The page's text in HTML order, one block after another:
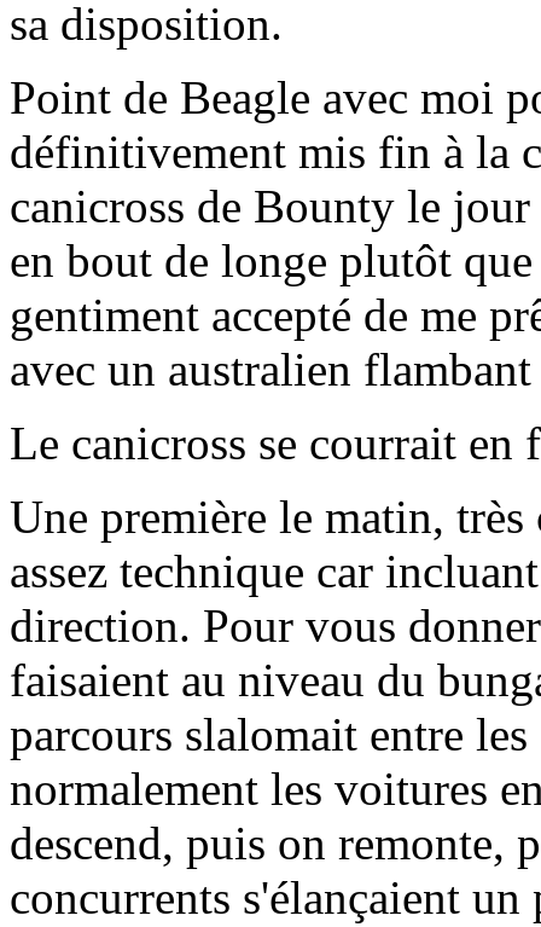
sa disposition.
Point de Beagle avec moi
définitivement mis fin à la
canicross de Bounty le
en bout de longe plutôt
gentiment accepté de me
avec un australien
Le canicross se courrait en
Une première le matin,
assez technique car
direction. Pour vous
faisaient au niveau du
parcours slalomait entre
normalement les voitures
descend, puis on remonte,
concurrents s'élançaient un